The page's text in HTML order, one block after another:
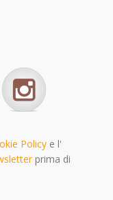
Policy e l'
prima di